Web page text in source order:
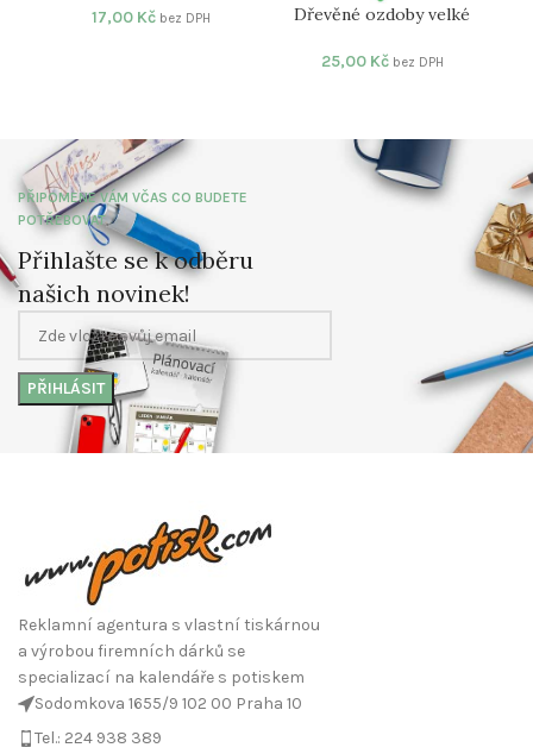
17,00 Kč bez DPH Dřevěné ozdoby velké
25,00 Kč bez DPH
PŘIPOMENE VÁM VČAS CO BUDETE
POTŘEBOVAT
Přihlašte se k odběru
našich novinek!
Reklamní agentura s vlastní tiskárnou
a výrobou firemních dárků se
specializací na kalendáře s potiskem
Sodomkova 1655/9 102 00 Praha 10
Tel.: 224 938 389